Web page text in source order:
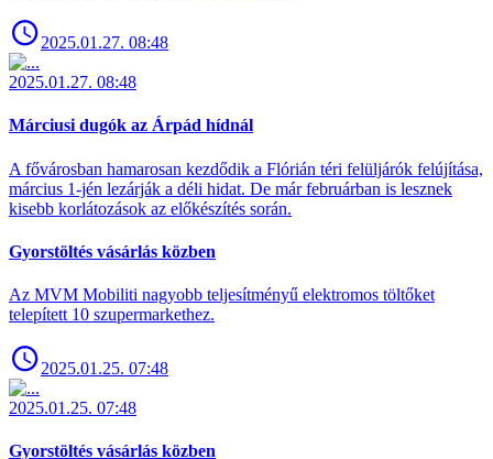
2025.01.27. 08:48
2025.01.27. 08:48
Márciusi dugók az Árpád hídnál
A fővárosban hamarosan kezdődik a Flórián téri felüljárók felújítása,
március 1-jén lezárják a déli hidat. De már februárban is lesznek
kisebb korlátozások az előkészítés során.
Gyorstöltés vásárlás közben
Az MVM Mobiliti nagyobb teljesítményű elektromos töltőket
telepített 10 szupermarkethez.
2025.01.25. 07:48
2025.01.25. 07:48
Gyorstöltés vásárlás közben